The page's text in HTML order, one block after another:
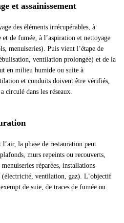
et assainissement
des éléments irrécupérables, à
de fumée, à l’aspiration et nettoyage
menuiseries). Puis vient l’étape de
ventilation prolongée) et de la
en milieu humide ou suite à
et conduits doivent être vérifiés,
circulé dans les réseaux.
la phase de restauration peut
murs repeints ou recouverts,
réparées, installations
(électricité, ventilation, gaz). L’objectif
de suie, de traces de fumée ou